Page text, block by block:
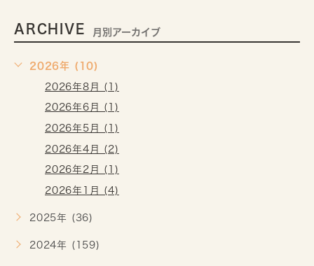
ARCHIVE 月別アーカイブ
2026年 (10)
2026年8月 (1)
2026年6月 (1)
2026年5月 (1)
2026年4月 (2)
2026年2月 (1)
2026年1月 (4)
2025年 (36)
2024年 (159)